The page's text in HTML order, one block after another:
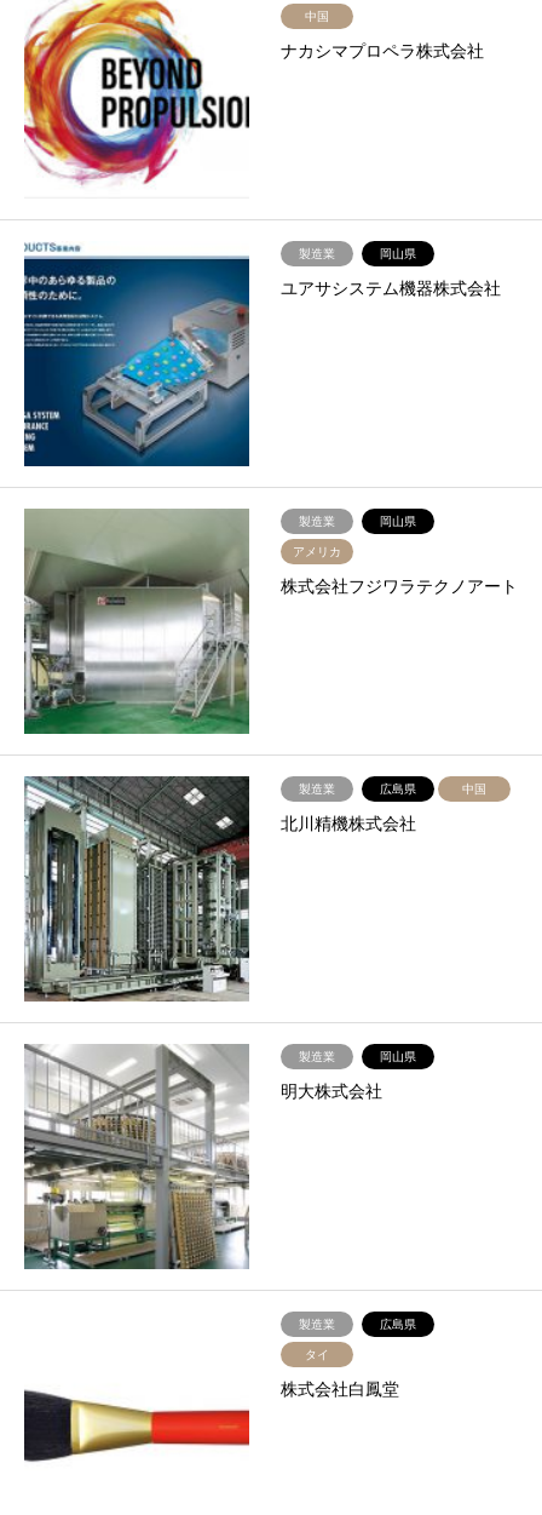
中国
ナカシマプロペラ株式会社
製造業 岡山県
ユアサシステム機器株式会社
製造業 岡山県
アメリカ
株式会社フジワラテクノアート
製造業 広島県 中国
北川精機株式会社
製造業 岡山県
明大株式会社
製造業 広島県
タイ
株式会社白鳳堂